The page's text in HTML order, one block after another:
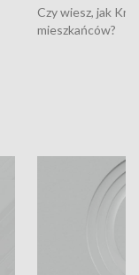
Czy wiesz, jak
mieszkańców?